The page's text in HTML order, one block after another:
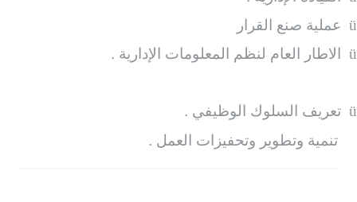
ü عملية صنع القرار
ü
الاطار العام لنظم المعلومات الإدارية .
ü تعريف السلوك الوظيفي .
تنمية وتطوير وتحفيزات العمل .